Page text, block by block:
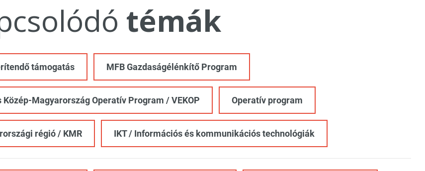
témák
támogatás MFB Gazdaságélénkítő Program
Magyarország Operatív Program / VEKOP Operatív program
régió / KMR IKT / Információs és kommunikációs technológiák